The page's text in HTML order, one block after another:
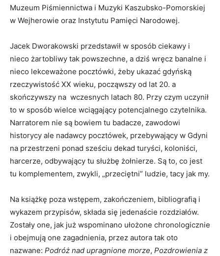
Muzeum Piśmiennictwa i Muzyki Kaszubsko-Pomorskiej
w Wejherowie oraz Instytutu Pamięci Narodowej.
Jacek Dworakowski przedstawił w sposób ciekawy i
nieco żartobliwy tak powszechne, a dziś wręcz banalne i
nieco lekceważone pocztówki, żeby ukazać gdyńską
rzeczywistość XX wieku, począwszy od lat 20. a
skończywszy na wczesnych latach 80. Przy czym uczynił
to w sposób wielce wciągający potencjalnego czytelnika.
Narratorem nie są bowiem tu badacze, zawodowi
historycy ale nadawcy pocztówek, przebywający w Gdyni
na przestrzeni ponad sześciu dekad turyści, koloniści,
harcerze, odbywający tu służbę żołnierze. Są to, co jest
tu komplementem, zwykli, „przeciętni” ludzie, tacy jak my.
Na książkę poza wstępem, zakończeniem, bibliografią i
wykazem przypisów, składa się jedenaście rozdziałów.
Zostały one, jak już wspominano ułożone chronologicznie
i obejmują one zagadnienia, przez autora tak oto
nazwane: Podróż nad upragnione morze, Pozdrowienia z